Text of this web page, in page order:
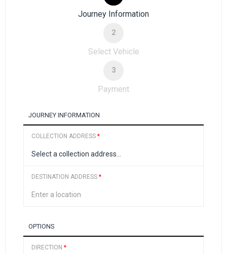
Journey Information
2
Select Vehicle
3
Payment
JOURNEY INFORMATION
COLLECTION ADDRESS *
DESTINATION ADDRESS *
OPTIONS
DIRECTION *